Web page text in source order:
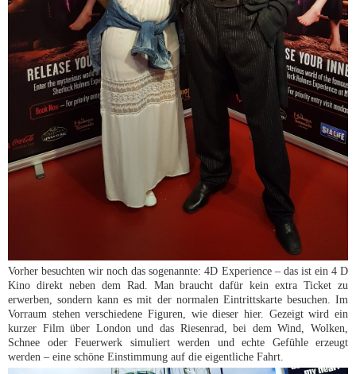
Vorher besuchten wir noch das sogenannte: 4D Experience – das ist ein 4 D
Kino direkt neben dem Rad. Man braucht dafür kein extra Ticket zu
erwerben, sondern kann es mit der normalen Eintrittskarte besuchen. Im
Vorraum stehen verschiedene Figuren, wie dieser hier. Gezeigt wird ein
kurzer Film über London und das Riesenrad, bei dem Wind, Wolken,
Schnee oder Feuerwerk simuliert werden und echte Gefühle erzeugt
werden – eine schöne Einstimmung auf die eigentliche Fahrt.